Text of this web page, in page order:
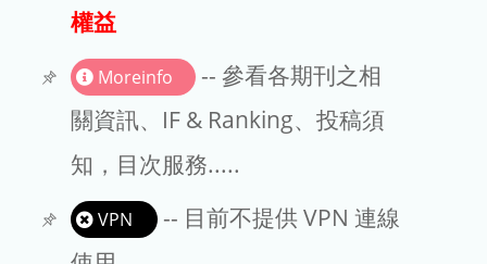
文章處理費
EndNote
權益
Moreinfo
-- 參看各期刊之相
關資訊、IF & Ranking、投稿須
知，目次服務.....
VPN
-- 目前不提供 VPN 連線